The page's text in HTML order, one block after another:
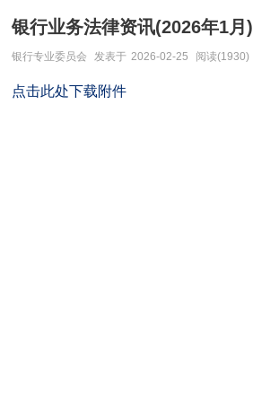
银行业务法律资讯(2026年1月)
银行专业委员会 发表于 2026-02-25 阅读(1930)
点击此处下载附件